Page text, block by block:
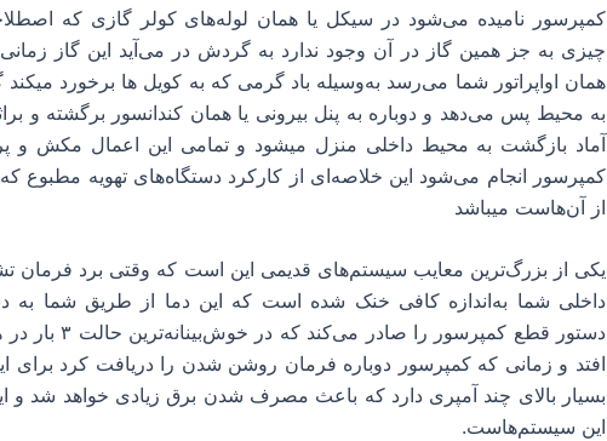
کمپرسور نامیده می‌شود در سیکل یا همان لوله‌های کولر گازی که
چیزی به جز همین گاز در آن وجود ندارد به گردش در می‌آید این گاز زمانی
همان اواپراتور شما می‌رسد به‌وسیله باد گرمی که به کویل ها برخورد
به محیط پس می‌دهد و دوباره به پنل بیرونی یا همان کندانسور برگشته و
آماد بازگشت به محیط داخلی منزل میشود و تمامی این اعمال مکش و
کمپرسور انجام می‌شود این خلاصه‌ای از کارکرد دستگاه‌های تهویه مطبوع
از آن‌هاست میباشد
یکی از بزرگ‌ترین معایب سیستم‌های قدیمی این است که وقتی برد فرمان
داخلی شما به‌اندازه کافی خنک شده است که این دما از طریق شما به
دستور قطع کمپرسور را
افتد و زمانی که کمپرسور دوباره فرمان روشن شدن را دریافت کرد برای
بسیار بالای چند آمپری دارد که باعث مصرف شدن برق زیادی خواهد شد و
این سیستم‌هاست.